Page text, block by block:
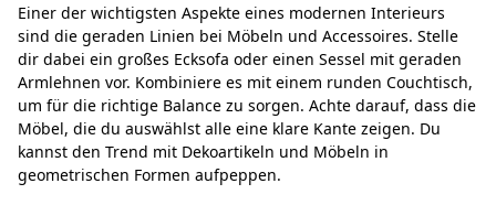
Einer der wichtigsten Aspekte eines modernen Interieurs
sind die geraden Linien bei Möbeln und Accessoires. Stelle
dir dabei ein großes Ecksofa oder einen Sessel mit geraden
Armlehnen vor. Kombiniere es mit einem runden Couchtisch,
um für die richtige Balance zu sorgen. Achte darauf, dass die
Möbel, die du auswählst alle eine klare Kante zeigen. Du
kannst den Trend mit Dekoartikeln und Möbeln in
geometrischen Formen aufpeppen.